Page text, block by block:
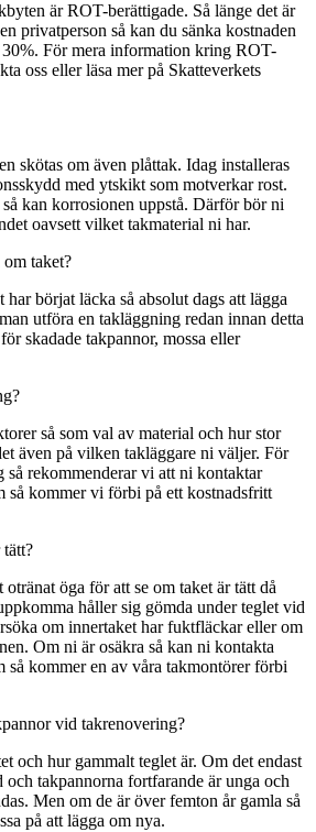
är ROT-berättigade. Så länge det är
privatperson så kan du sänka kostnaden
30%. För mera information kring ROT-
oss eller läsa mer på Skatteverkets
skötas om även plåttak. Idag installeras
med ytskikt som motverkar rost.
kan korrosionen uppstå. Därför bör ni
oavsett vilket takmaterial ni har.
om taket?
börjat läcka så absolut dags att lägga
utföra en takläggning redan innan detta
skadade takpannor, mossa eller
så som val av material och hur stor
även på vilken takläggare ni väljer. För
så rekommenderar vi att ni kontaktar
så kommer vi förbi på ett kostnadsfritt
öga för att se om taket är tätt då
håller sig gömda under teglet vid
om innertaket har fuktfläckar eller om
Om ni är osäkra så kan ni kontakta
så kommer en av våra takmontörer förbi
vid takrenovering?
och hur gammalt teglet är. Om det endast
och takpannorna fortfarande är unga och
Men om de är över femton år gamla så
på att lägga om nya.